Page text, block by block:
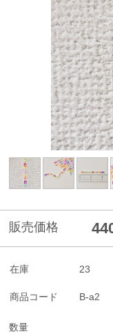
販売価格
在庫 23
商品コード B-a2
数量